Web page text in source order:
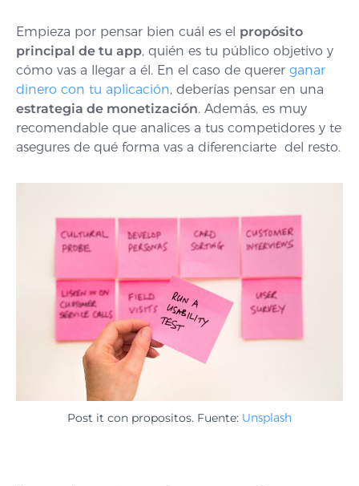
Empieza por pensar bien cuál es el propósito
principal de tu app, quién es tu público objetivo y
cómo vas a llegar a él. En el caso de querer ganar
dinero con tu aplicación, deberías pensar en una
estrategia de monetización. Además, es muy
recomendable que analices a tus competidores y te
asegures de qué forma vas a diferenciarte del resto.
Post it con propositos. Fuente: Unsplash